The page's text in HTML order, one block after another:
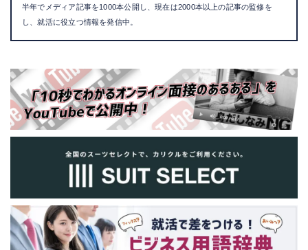
半年でメディア記事を1000本公開し、現在は2000本以上の記事の監修を
し、就活に役立つ情報を発信中。